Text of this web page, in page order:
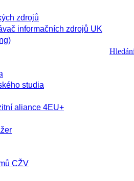
zdrojů
informačních zdrojů UK
studia
aliance 4EU+
CŽV